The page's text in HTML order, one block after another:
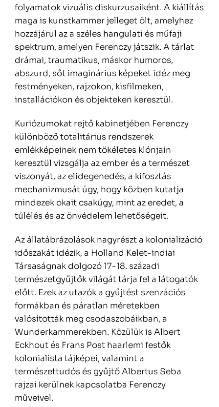
folyamatok vizuális diskurzusaiként. A kiállítás
maga is kunstkammer jelleget ölt, amelyhez
hozzájárul az a széles hangulati és műfaji
spektrum, amelyen Ferenczy játszik. A tárlat
drámai, traumatikus, máskor humoros,
abszurd, sőt imaginárius képeket idéz meg
festményeken, rajzokon, kisfilmeken,
installációkon és objekteken keresztül.
Kuriózumokat rejtő kabinetjében Ferenczy
különböző totalitárius rendszerek
emlékképeinek nem tökéletes klónjain
keresztül vizsgálja az ember és a természet
viszonyát, az elidegenedés, a kifosztás
mechanizmusát úgy, hogy közben kutatja
mindezek okait csakúgy, mint az eredet, a
túlélés és az önvédelem lehetőségeit.
Az állatábrázolások nagyrészt a kolonializáció
időszakát idézik, a Holland Kelet-indiai
Társaságnak dolgozó 17-18. századi
természetgyűjtők világát tárja fel a látogatók
előtt. Ezek az utazók a gyűjtést szenzációs
formákban és páratlan méretekben
valósították meg csodaszobáikban, a
Wunderkammerekben. Közülük is Albert
Eckhout és Frans Post haarlemi festők
kolonialista tájképei, valamint a
természettudós és gyűjtő Albertus Seba
rajzai kerülnek kapcsolatba Ferenczy
műveivel.